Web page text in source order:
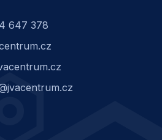
647 378